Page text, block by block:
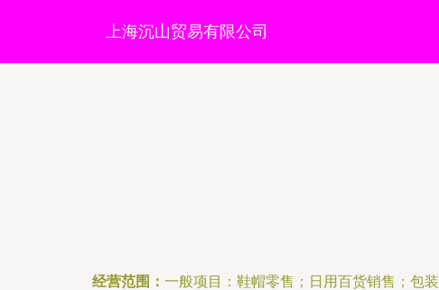
上海沉山贸易有限公司
经营范围： 一般项目：鞋帽零售；日用百货销售；包